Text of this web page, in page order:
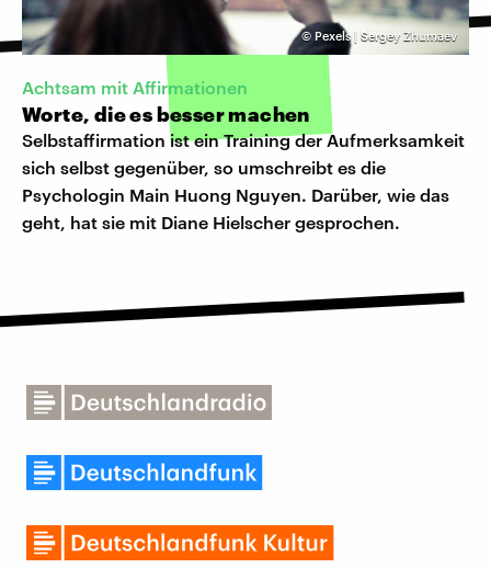
© Pexels | Sergey Zhumaev
Achtsam mit Affirmationen
Worte, die es besser machen
Selbstaffirmation ist ein Training der Aufmerksamkeit
sich selbst gegenüber, so umschreibt es die
Psychologin Main Huong Nguyen. Darüber, wie das
geht, hat sie mit Diane Hielscher gesprochen.